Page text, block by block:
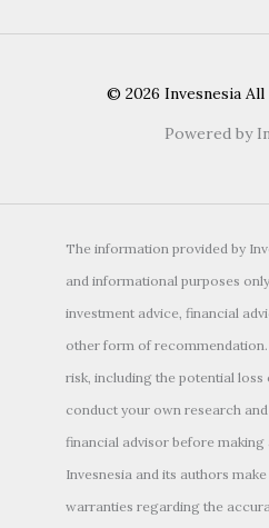
© 2026 Invesnesia
Powered by
The information provided by
and informational purposes
investment advice, financial
other form of
risk, including the potential loss
conduct your own research
financial advisor before making
Invesnesia and its authors
warranties regarding the